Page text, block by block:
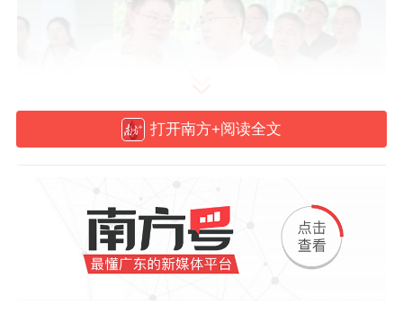
现场交流
打开南方+阅读全文